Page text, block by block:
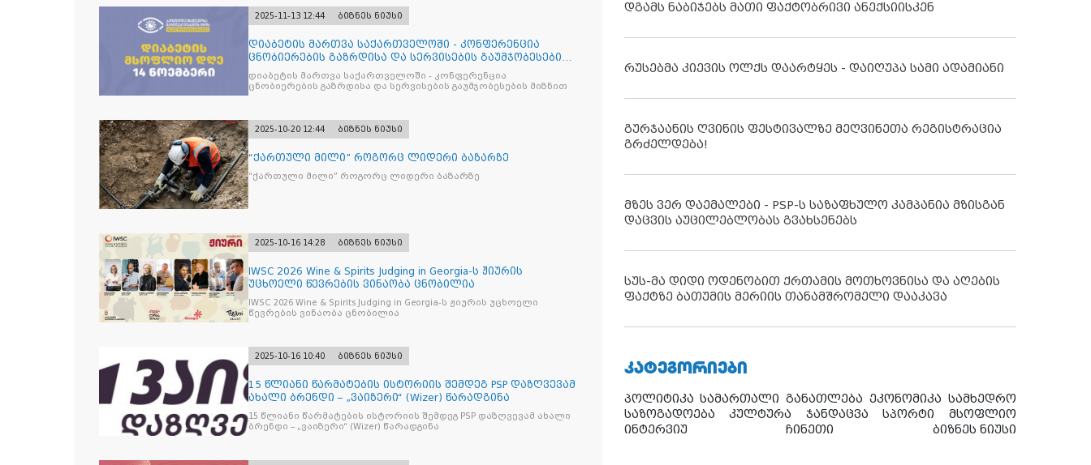
2025-11-13 12:44 ბიზნეს ნიუსი
დიაბეტის მართვა საქართველოში - კონფერენცია
ცნობიერების გაზრდისა და სერვისების გაუმჯობესების
მიზნით
დიაბეტის მართვა საქართველოში - კონფერენცია
ცნობიერების გაზრდისა და სერვისების გაუმჯობესების მიზნით
2025-10-20 12:44 ბიზნეს ნიუსი
“ქართული მილი” როგორც ლიდერი ბაზარზე
“ქართული მილი” როგორც ლიდერი ბაზარზე
2025-10-16 14:28 ბიზნეს ნიუსი
IWSC 2026 Wine & Spirits Judging in Georgia-ს ჟიურის
უცხოელი წევრების ვინაობა ცნობილია
IWSC 2026 Wine & Spirits Judging in Georgia-ს ჟიურის უცხოელი
წევრების ვინაობა ცნობილია
2025-10-16 10:40 ბიზნეს ნიუსი
15 წლიანი წარმატების ისტორიის შემდეგ PSP დაზღვევამ
ახალი ბრენდი – „ვაიზერი“ (Wizer) წარადგინა
15 წლიანი წარმატების ისტორიის შემდეგ PSP დაზღვევამ ახალი
ბრენდი – „ვაიზერი“ (Wizer) წარადგინა
დგამს ნაბიჯებს მათი ფაქტობრივი ანექსიისკენ
რუსებმა კიევის ოლქს დაარტყეს - დაიღუპა სამი ადამიანი
გურჯაანის ღვინის ფესტივალზე მეღვინეთა რეგისტრაცია
გრძელდება!
მზეს ვერ დაემალები - PSP-ს საზაფხულო კამპანია მზისგან
დაცვის აუცილებლობას გვახსენებს
სუს-მა დიდი ოდენობით ქრთამის მოთხოვნისა და აღების
ფაქტზე ბათუმის მერიის თანამშრომელი დააკავა
ᲙᲐᲢᲔᲒᲝᲠᲘᲔᲑᲘ
პოლიტიკა სამართალი განათლება ეკონომიკა სამხედრო
საზოგადოება
კულტურა ჯანდაცვა სპორტი
მსოფლიო
ინტერვიუ
ჩინეთი ბიზნეს ნიუსი